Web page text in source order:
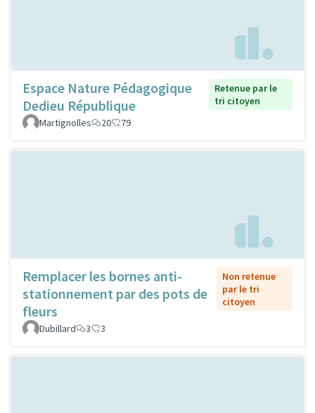
Espace Nature Pédagogique
Dedieu République
Retenue par le
tri citoyen
Martignolles
20 79
Remplacer les bornes anti-
stationnement par des pots de
fleurs
Non retenue
par le tri
citoyen
Dubillard 3 3